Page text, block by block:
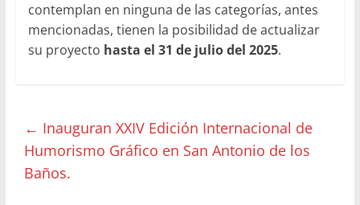
contemplan en ninguna de las categorías, antes
mencionadas, tienen la posibilidad de actualizar
su proyecto hasta el 31 de julio del 2025.
← Inauguran XXIV Edición Internacional de
Humorismo Gráfico en San Antonio de los
Baños.